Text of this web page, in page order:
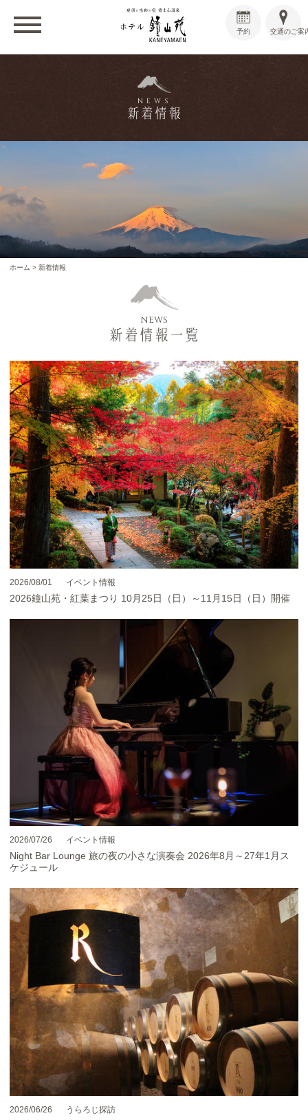
交通のご案
予約
NEWS
新着情報
ホーム >新着情報
NEWS
新着情報一覧
2026/08/01 イベント情報
2026鐘山苑・紅葉まつり 10月25日（日）～11月15日（日）開催
2026/07/26 イベント情報
Night Bar Lounge 旅の夜の小さな演奏会 2026年8月～27年1月ス
ケジュール
2026/06/26 うらろじ探訪